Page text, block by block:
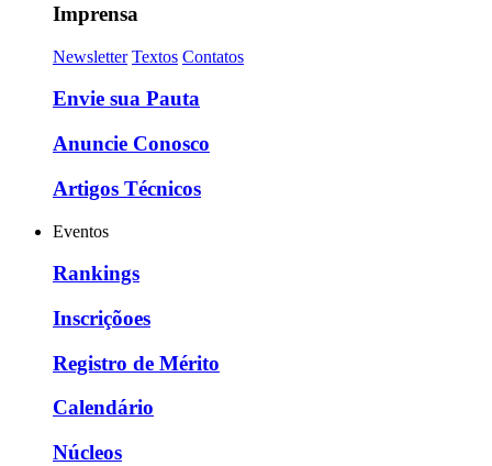
Imprensa
Newsletter Textos Contatos
Envie sua Pauta
Anuncie Conosco
Artigos Técnicos
Eventos
Rankings
Inscriçõoes
Registro de Mérito
Calendário
Núcleos